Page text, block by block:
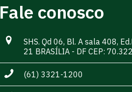
Fale conosco
SHS. Qd 06, Bl. A sala 408,
21 BRASÍLIA - DF CEP:
(61) 3321-1200